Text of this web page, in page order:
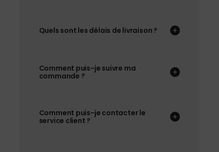
Quels sont les délais de livraison ?
Comment puis-je suivre ma
commande ?
Comment puis-je contacter le
service client ?